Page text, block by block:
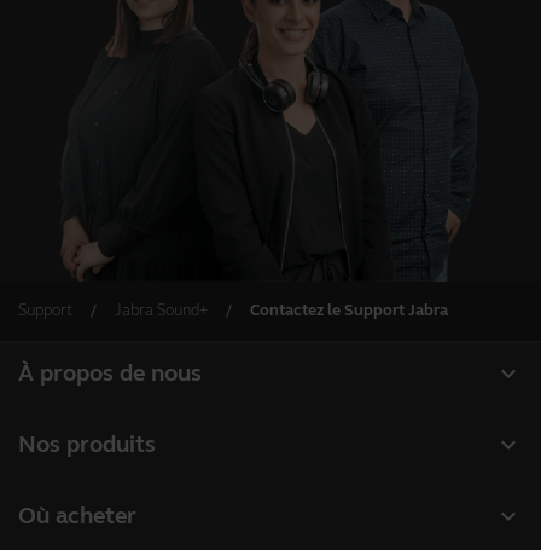
Support Jabra Sound+ Contactez le Support Jabra
expand_more
À propos de nous
Durabilité
expand_more
Nos produits
expand_more
Où acheter